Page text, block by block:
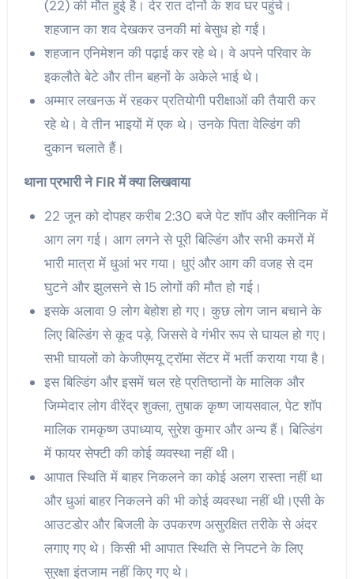
(22) की मौत हुई है। देर रात दोनों के शव घर पहुंचे।
शहजान का शव देखकर उनकी मां बेसुध हो गईं।
शहजान एनिमेशन की पढ़ाई कर रहे थे। वे अपने परिवार के
इकलौते बेटे और तीन बहनों के अकेले भाई थे।
अम्मार लखनऊ में रहकर प्रतियोगी परीक्षाओं की तैयारी कर
रहे थे। वे तीन भाइयों में एक थे। उनके पिता वेल्डिंग की
दुकान चलाते हैं।
थाना प्रभारी ने FIR में क्या लिखवाया
22 जून को दोपहर करीब 2:30 बजे पेट शॉप और क्लीनिक में
आग लग गई। आग लगने से पूरी बिल्डिंग और सभी कमरों में
भारी मात्रा में धुआं भर गया। धुएं और आग की वजह से दम
घुटने और झुलसने से 15 लोगों की मौत हो गई।
इसके अलावा 9 लोग बेहोश हो गए। कुछ लोग जान बचाने के
लिए बिल्डिंग से कूद पड़े, जिससे वे गंभीर रूप से घायल हो गए।
सभी घायलों को केजीएमयू ट्रॉमा सेंटर में भर्ती कराया गया है।
इस बिल्डिंग और इसमें चल रहे प्रतिष्ठानों के मालिक और
जिम्मेदार लोग वीरेंद्र शुक्ला, तुषाक कृष्ण जायसवाल, पेट शॉप
मालिक रामकृष्ण उपाध्याय, सुरेश कुमार और अन्य हैं। बिल्डिंग
में फायर सेफ्टी की कोई व्यवस्था नहीं थी।
आपात स्थिति में बाहर निकलने का कोई अलग रास्ता नहीं था
और धुआं बाहर निकलने की भी कोई व्यवस्था नहीं थी।एसी के
आउटडोर और बिजली के उपकरण असुरक्षित तरीके से अंदर
लगाए गए थे। किसी भी आपात स्थिति से निपटने के लिए
सुरक्षा इंतजाम नहीं किए गए थे।